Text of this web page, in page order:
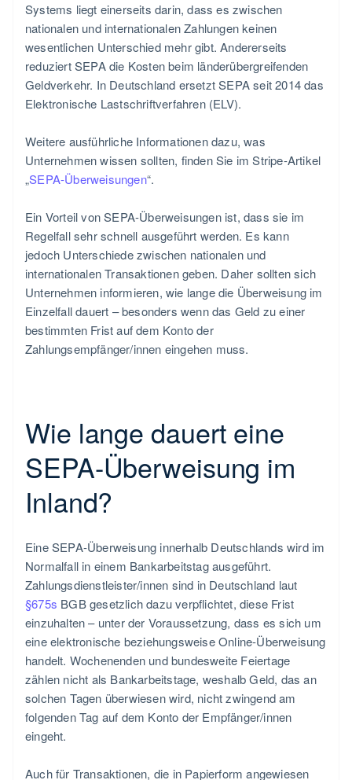
Systems liegt einerseits darin, dass es zwischen
nationalen und internationalen Zahlungen keinen
wesentlichen Unterschied mehr gibt. Andererseits
reduziert SEPA die Kosten beim länderübergreifenden
Geldverkehr. In Deutschland ersetzt SEPA seit 2014 das
Elektronische Lastschriftverfahren (ELV).
Weitere ausführliche Informationen dazu, was
Unternehmen wissen sollten, finden Sie im Stripe-Artikel
„SEPA-Überweisungen“.
Ein Vorteil von SEPA-Überweisungen ist, dass sie im
Regelfall sehr schnell ausgeführt werden. Es kann
jedoch Unterschiede zwischen nationalen und
internationalen Transaktionen geben. Daher sollten sich
Unternehmen informieren, wie lange die Überweisung im
Einzelfall dauert – besonders wenn das Geld zu einer
bestimmten Frist auf dem Konto der
Zahlungsempfänger/innen eingehen muss.
Wie lange dauert eine
SEPA-Überweisung im
Inland?
Eine SEPA-Überweisung innerhalb Deutschlands wird im
Normalfall in einem Bankarbeitstag ausgeführt.
Zahlungsdienstleister/innen sind in Deutschland laut
§675s BGB gesetzlich dazu verpflichtet, diese Frist
einzuhalten – unter der Voraussetzung, dass es sich um
eine elektronische beziehungsweise Online-Überweisung
handelt. Wochenenden und bundesweite Feiertage
zählen nicht als Bankarbeitstage, weshalb Geld, das an
solchen Tagen überwiesen wird, nicht zwingend am
folgenden Tag auf dem Konto der Empfänger/innen
eingeht.
Auch für Transaktionen, die in Papierform angewiesen